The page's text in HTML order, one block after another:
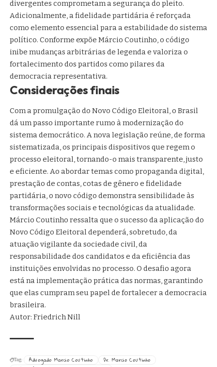
divergentes comprometam a segurança do pleito.
Adicionalmente, a fidelidade partidária é reforçada
como elemento essencial para a estabilidade do sistema
político. Conforme expõe Márcio Coutinho, o código
inibe mudanças arbitrárias de legenda e valoriza o
fortalecimento dos partidos como pilares da
democracia representativa.
Considerações finais
Com a promulgação do Novo Código Eleitoral, o Brasil
dá um passo importante rumo à modernização do
sistema democrático. A nova legislação reúne, de forma
sistematizada, os principais dispositivos que regem o
processo eleitoral, tornando-o mais transparente, justo
e eficiente. Ao abordar temas como propaganda digital,
prestação de contas, cotas de gênero e fidelidade
partidária, o novo código demonstra sensibilidade às
transformações sociais e tecnológicas da atualidade.
Márcio Coutinho ressalta que o sucesso da aplicação do
Novo Código Eleitoral dependerá, sobretudo, da
atuação vigilante da sociedade civil, da
responsabilidade dos candidatos e da eficiência das
instituições envolvidas no processo. O desafio agora
está na implementação prática das normas, garantindo
que elas cumpram seu papel de fortalecer a democracia
brasileira.
Autor: Friedrich Nill
Tag: Advogado Marcio Coutinho
Dr. Marcio Coutinho